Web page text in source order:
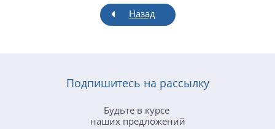
Назад
Подпишитесь на рассылку
Будьте в курсе
наших предложений